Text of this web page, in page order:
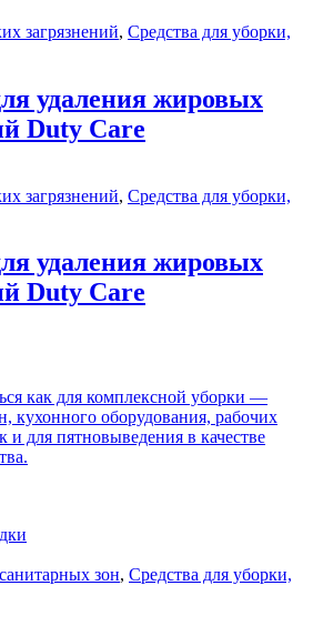
загрязнений, Средства для уборки,
удаления жировых
Duty Care
загрязнений, Средства для уборки,
удаления жировых
Duty Care
как для комплексной уборки —
кухонного оборудования, рабочих
и для пятновыведения в качестве
зон, Средства для уборки,